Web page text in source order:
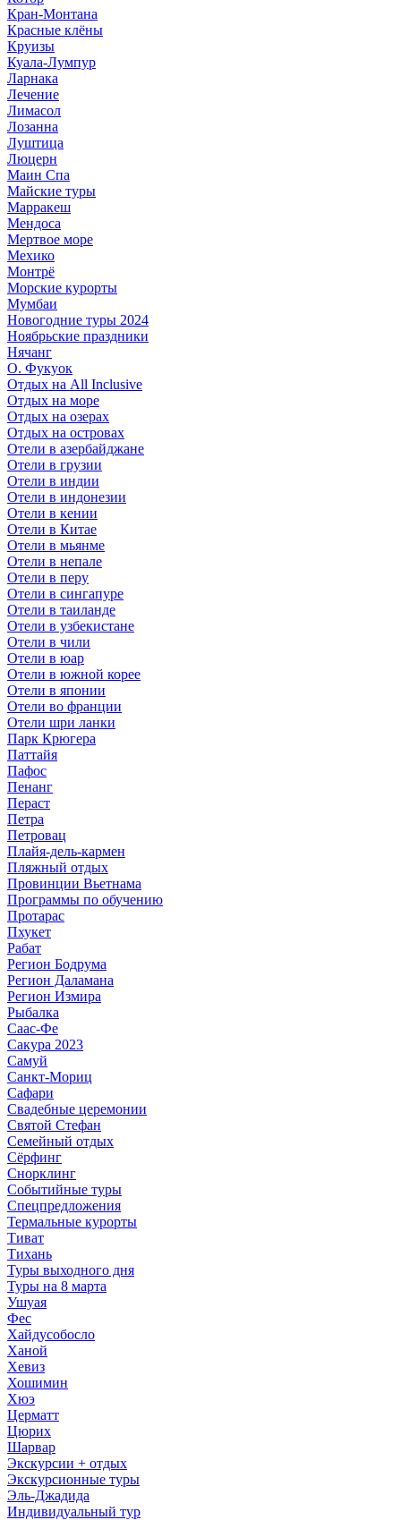
Кран-Монтана
Красные клёны
Круизы
Куала-Лумпур
Ларнака
Лечение
Лимасол
Лозанна
Луштица
Люцерн
Маин Спа
Майские туры
Марракеш
Мендоса
Мертвое море
Мехико
Монтрё
Морские курорты
Мумбаи
Новогодние туры 2024
Ноябрьские праздники
Нячанг
О. Фукуок
Отдых на All Inclusive
Отдых на море
Отдых на озерах
Отдых на островах
Отели в азербайджане
Отели в грузии
Отели в индии
Отели в индонезии
Отели в кении
Отели в Китае
Отели в мьянме
Отели в непале
Отели в перу
Отели в сингапуре
Отели в таиланде
Отели в узбекистане
Отели в чили
Отели в юар
Отели в южной корее
Отели в японии
Отели во франции
Отели шри ланки
Парк Крюгера
Паттайя
Пафос
Пенанг
Пераст
Петра
Петровац
Плайя-дель-кармен
Пляжный отдых
Провинции Вьетнама
Программы по обучению
Протарас
Пхукет
Рабат
Регион Бодрума
Регион Даламана
Регион Измира
Рыбалка
Саас-Фе
Сакура 2023
Самуй
Санкт-Мориц
Сафари
Свадебные церемонии
Святой Стефан
Семейный отдых
Сёрфинг
Снорклинг
Событийные туры
Спецпредложения
Термальные курорты
Тиват
Тихань
Туры выходного дня
Туры на 8 марта
Ушуая
Фес
Хайдусобосло
Ханой
Хевиз
Хошимин
Хюэ
Церматт
Цюрих
Шарвар
Экскурсии + отдых
Экскурсионные туры
Эль-Джадида
Индивидуальный тур